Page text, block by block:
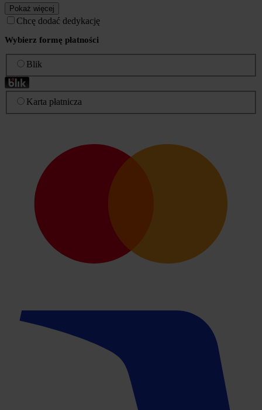
Pokaż więcej
Chcę dodać dedykację
Wybierz formę płatności
Blik
Karta płatnicza